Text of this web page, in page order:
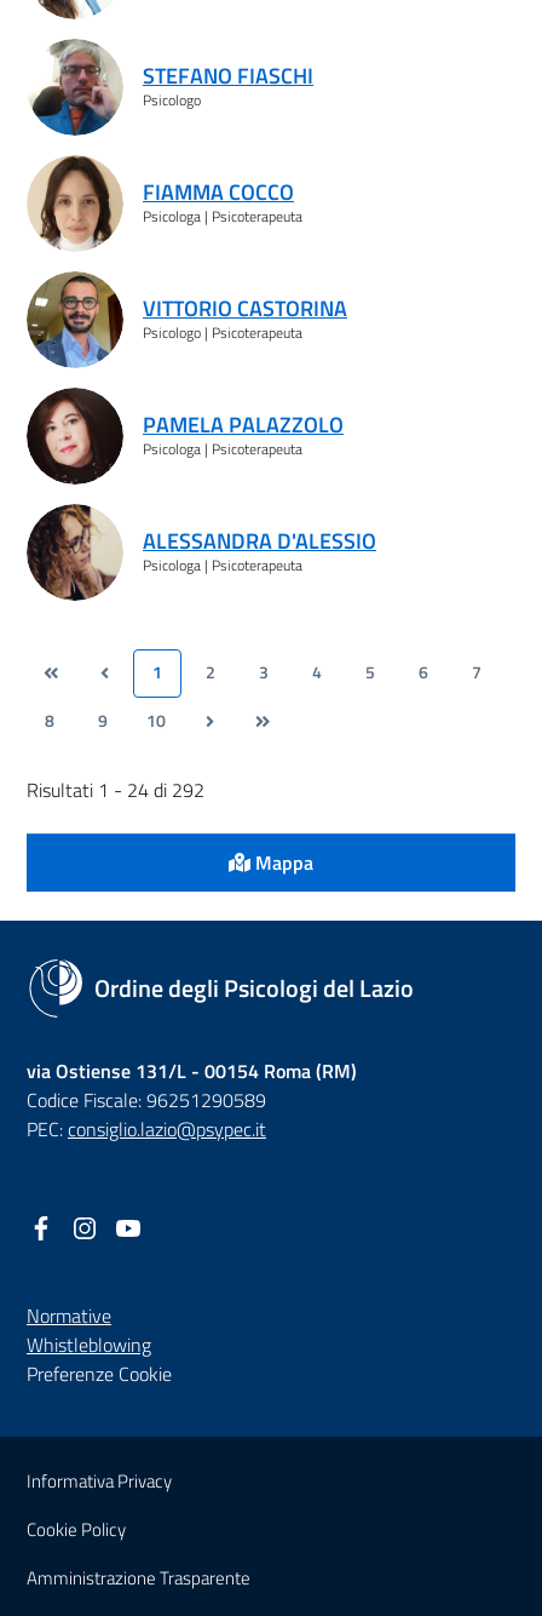
STEFANO FIASCHI
Psicologo
FIAMMA COCCO
Psicologa | Psicoterapeuta
VITTORIO CASTORINA
Psicologo | Psicoterapeuta
PAMELA PALAZZOLO
Psicologa | Psicoterapeuta
ALESSANDRA D'ALESSIO
Psicologa | Psicoterapeuta
1 2 3 4 5 6
7
8
9 10
Risultati 1 - 24 di 292
Mappa
Ordine degli Psicologi del Lazio
via Ostiense 131/L - 00154 Roma (RM)
Codice Fiscale: 96251290589
PEC:consiglio.lazio@psypec.it
Facebook
(nuova scheda - new tab)
Instagram
(nuova scheda - new tab)
Normative
Whistleblowing(nuova scheda - new tab)
Preferenze Cookie
Sezione Link Utili
Informativa Privacy
Cookie Policy
Amministrazione Trasparente